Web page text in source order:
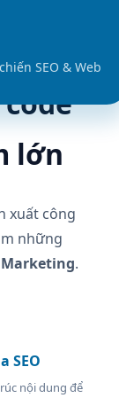
SEO & Web
lớn
xuất công
những
Marketing.
SEO
nội dung để